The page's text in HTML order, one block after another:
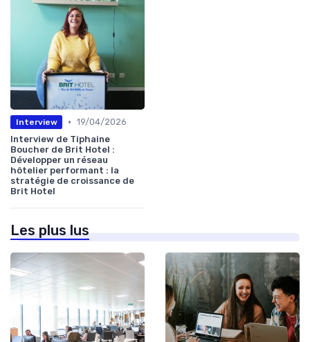
Interview • 19/04/2026
Interview de Tiphaine
Boucher de Brit Hotel :
Développer un réseau
hôtelier performant : la
stratégie de croissance de
Brit Hotel
Les plus lus